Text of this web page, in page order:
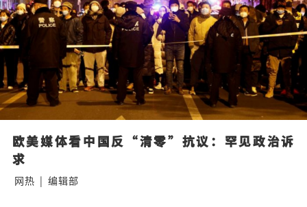
欧美媒体看中国反“清零”抗议：罕见政治诉
求
网热 | 编辑部